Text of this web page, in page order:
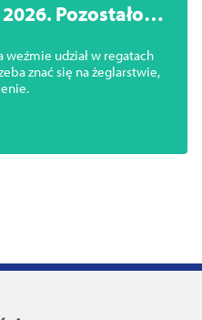
Pozostało
znać się na żeglarstwie,